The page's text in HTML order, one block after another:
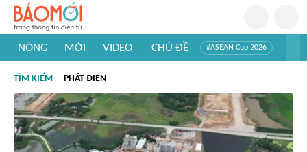
NÓNG MỚI VIDEO CHỦ ĐỀ #ASEAN Cup 2026
#Khám phá thế giới
TÌM KIẾM PHÁT ĐIỆN